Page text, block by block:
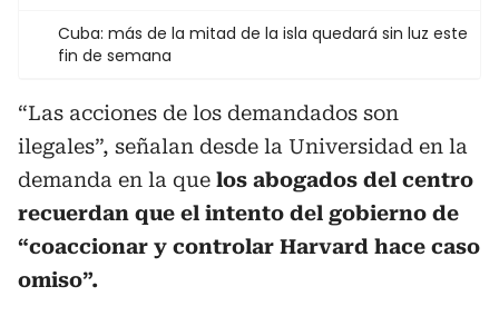
Cuba: más de la mitad de la isla quedará sin luz este
fin de semana
“Las acciones de los demandados son
ilegales”, señalan desde la Universidad en la
demanda en la que los abogados del centro
recuerdan que el intento del gobierno de
“coaccionar y controlar Harvard hace caso
omiso”.